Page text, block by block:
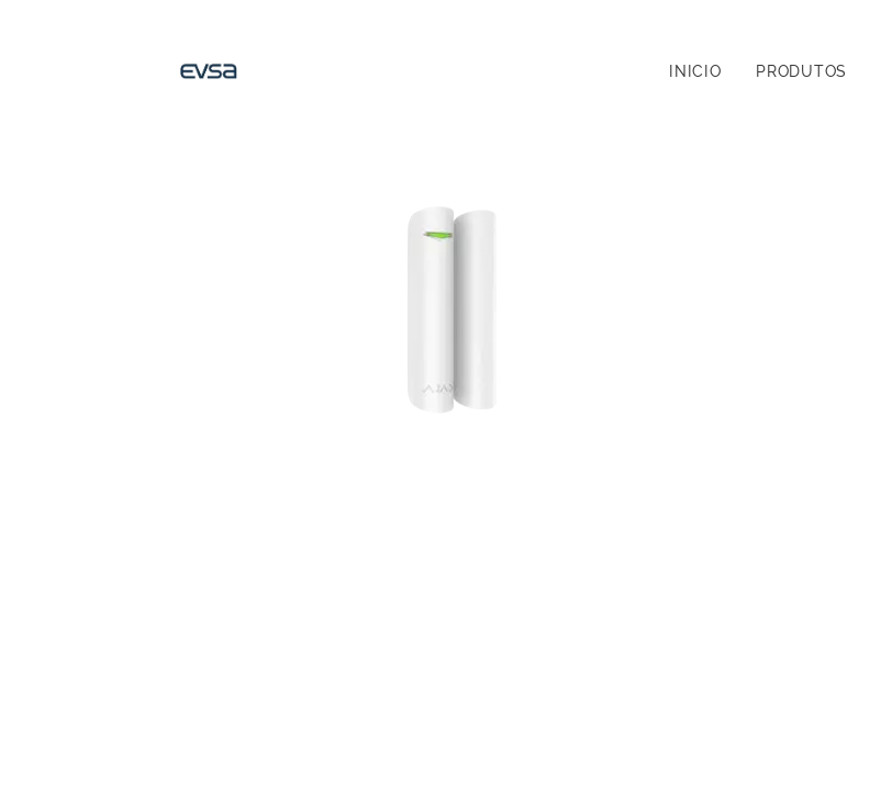
INICIO PRODUTOS